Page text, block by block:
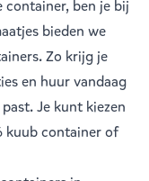
container, ben je bij
bieden we
Zo krijg je
en huur vandaag
Je kunt kiezen
kuub containerof